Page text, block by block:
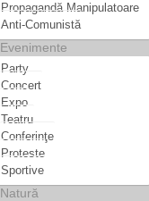
Propagandă Manipulatoare
Anti-Comunistă
Evenimente
Party
Concert
Expo
Teatru
Conferinţe
Proteste
Sportive
Natură